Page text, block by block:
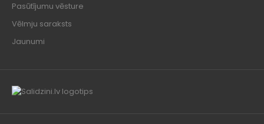
Pasūtījumu vēsture
Vēlmju saraksts
Jaunumi